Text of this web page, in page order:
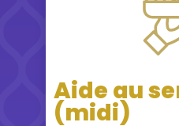
Aide au
(midi)